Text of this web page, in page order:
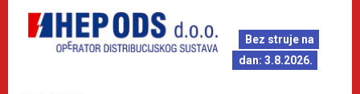
Bez struje na
dan: 3.8.2026.